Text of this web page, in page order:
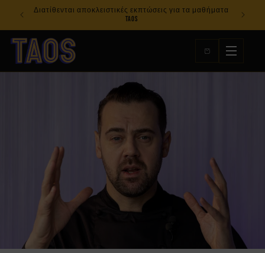
μετάβαση
στο
περιεχόμενο
Διατίθενται αποκλειστικές εκπτώσεις για τα μαθήματα
TAOS